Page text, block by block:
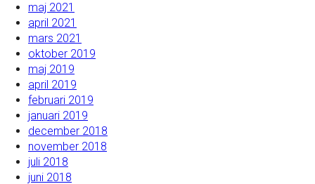
maj 2021
april 2021
mars 2021
oktober 2019
maj 2019
april 2019
februari 2019
januari 2019
december 2018
november 2018
juli 2018
juni 2018